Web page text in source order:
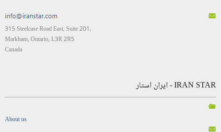
315 Steelcase Road East, Suite 201,
Markham, Ontario, L3R 2R5
Canada
IRAN STAR - ایران استار
About us